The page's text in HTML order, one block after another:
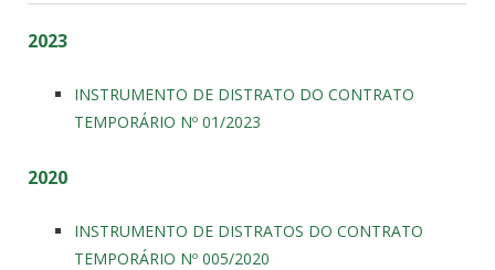
2023
INSTRUMENTO DE DISTRATO DO CONTRATO
TEMPORÁRIO Nº 01/2023
2020
INSTRUMENTO DE DISTRATOS DO CONTRATO
TEMPORÁRIO Nº 005/2020